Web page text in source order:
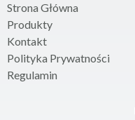
Strona Główna
Produkty
Kontakt
Polityka Prywatności
Regulamin